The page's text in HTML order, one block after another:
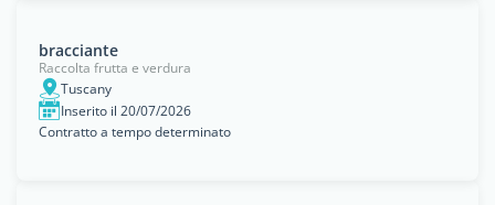
bracciante
Raccolta frutta e verdura
Tuscany
Inserito il 20/07/2026
Contratto a tempo determinato